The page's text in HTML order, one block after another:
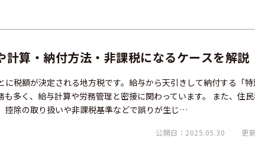
計算・納付方法・非課税になるケースを解説
に税額が決定される地方税です。給与から天引きして納付する「
も多く、給与計算や労務管理と密接に関わっています。 また、住
控除の取り扱いや非課税基準などで誤りが生じ…
公開日：2025.05.30 更